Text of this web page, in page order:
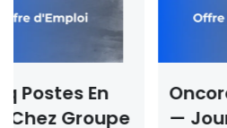
Oncorad Group
— Journées